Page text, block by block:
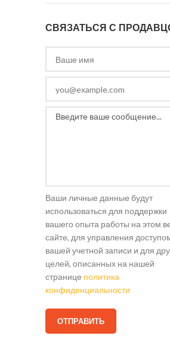
СВЯЗАТЬСЯ С
Ваши личные данные будут
использоваться для поддержки
вашего опыта работы на этом
сайте, для управления
вашей учетной записи и для
целей, описанных на нашей
странице политика
конфиденциальности